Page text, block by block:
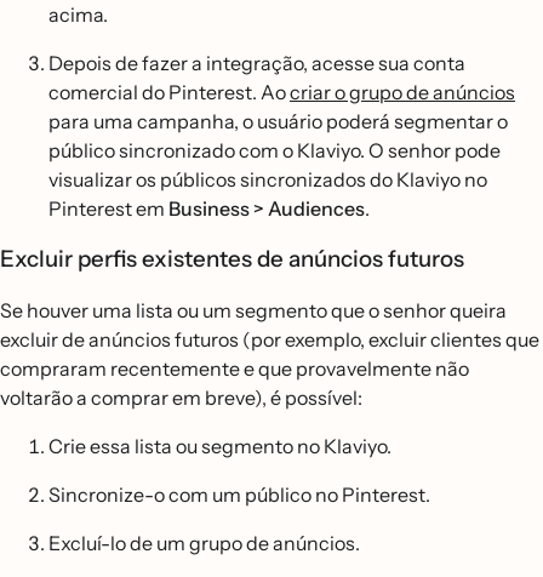
acima.
Depois de fazer a integração, acesse sua conta
comercial do Pinterest. Aocriar o grupo de anúncios
para uma campanha, o usuário poderá segmentar o
público sincronizado com o Klaviyo. O senhor pode
visualizar os públicos sincronizados do Klaviyo no
Pinterest em Business > Audiences.
Excluir perfis existentes de anúncios futuros
Se houver uma lista ou um segmento que o senhor queira
excluir de anúncios futuros (por exemplo, excluir clientes que
compraram recentemente e que provavelmente não
voltarão a comprar em breve), é possível:
Crie essa lista ou segmento no Klaviyo.
Sincronize-o com um público no Pinterest.
Excluí-lo de um grupo de anúncios.